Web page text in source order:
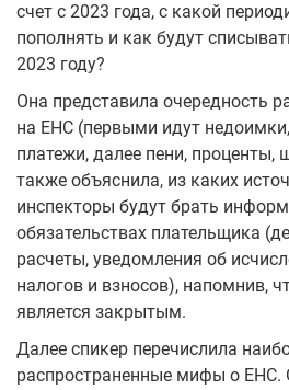
счет с 2023 года, с какой
пополнять и как будут
2023 году?
Она представила очередность
на ЕНС (первыми идут
платежи, далее пени,
также объяснила, из каких
инспекторы будут брать
обязательствах плательщика
расчеты, уведомления об
налогов и взносов), напомнив,
является закрытым.
Далее спикер перечислила
распространенные мифы о ЕНС.